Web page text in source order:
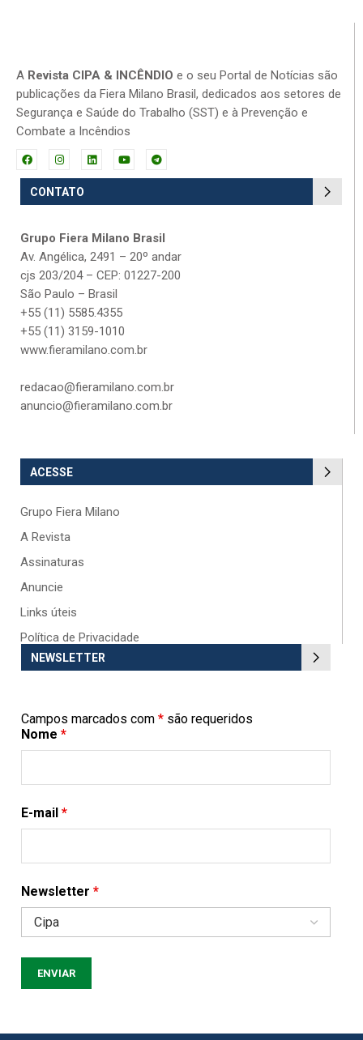
A Revista CIPA & INCÊNDIO e o seu Portal de Notícias são
publicações da Fiera Milano Brasil, dedicados aos setores de
Segurança e Saúde do Trabalho (SST) e à Prevenção e
Combate a Incêndios
CONTATO
Grupo Fiera Milano Brasil
Av. Angélica, 2491 – 20º andar
cjs 203/204 – CEP: 01227-200
São Paulo – Brasil
+55 (11) 5585.4355
+55 (11) 3159-1010
www.fieramilano.com.br
redacao@fieramilano.com.br
anuncio@fieramilano.com.br
ACESSE
Grupo Fiera Milano
A Revista
Assinaturas
Anuncie
Links úteis
Política de Privacidade
NEWSLETTER
Campos marcados com * são requeridos
Nome *
E-mail *
Newsletter *